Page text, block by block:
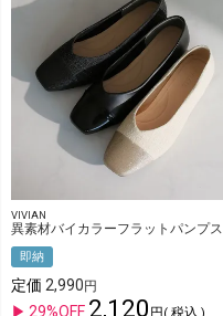
VIVIAN
異素材バイカラーフラットパンプス
即納
定価 2,990
29%OFF 2,120